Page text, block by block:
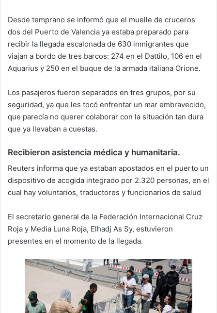
Desde temprano se informó que el muelle de cruceros
dos del Puerto de Valencia ya estaba preparado para
recibir la llegada escalonada de 630 inmigrantes que
viajan a bordo de tres barcos: 274 en el Dattilo, 106 en el
Aquarius y 250 en el buque de la armada italiana Orione.
Los pasajeros fueron separados en tres grupos, por su
seguridad, ya que les tocó enfrentar un mar embravecido,
que parecía no querer colaborar con la situación tan dura
que ya llevaban a cuestas.
Recibieron asistencia médica y humanitaria.
Reuters informa que ya estaban apostados en el puerto un
dispositivo de acogida integrado por 2.320 personas, en el
cual hay voluntarios, traductores y funcionarios de salud
El secretario general de la Federación Internacional Cruz
Roja y Media Luna Roja, Elhadj As Sy, estuvieron
presentes en el momento de la llegada.